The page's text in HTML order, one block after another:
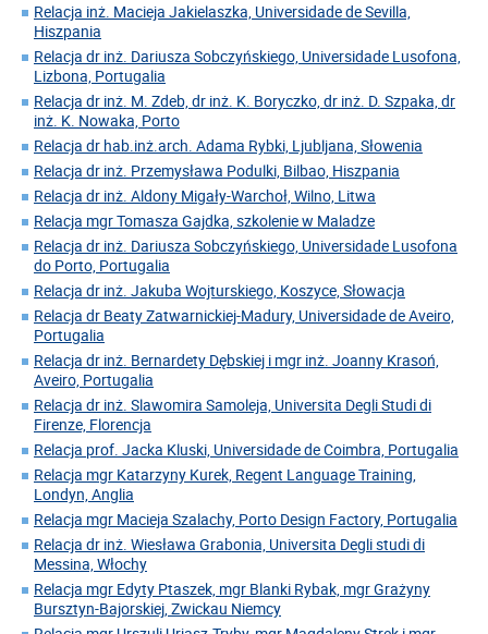
Relacja inż. Macieja Jakielaszka, Universidade de Sevilla,
Hiszpania
Relacja dr inż. Dariusza Sobczyńskiego, Universidade Lusofona,
Lizbona, Portugalia
Relacja dr inż. M. Zdeb, dr inż. K. Boryczko, dr inż. D. Szpaka, dr
inż. K. Nowaka, Porto
Relacja dr hab.inż.arch. Adama Rybki, Ljubljana, Słowenia
Relacja dr inż. Przemysława Podulki, Bilbao, Hiszpania
Relacja dr inż. Aldony Migały-Warchoł, Wilno, Litwa
Relacja mgr Tomasza Gajdka, szkolenie w Maladze
Relacja dr inż. Dariusza Sobczyńskiego, Universidade Lusofona
do Porto, Portugalia
Relacja dr inż. Jakuba Wojturskiego, Koszyce, Słowacja
Relacja dr Beaty Zatwarnickiej-Madury, Universidade de Aveiro,
Portugalia
Relacja dr inż. Bernardety Dębskiej i mgr inż. Joanny Krasoń,
Aveiro, Portugalia
Relacja dr inż. Slawomira Samoleja, Universita Degli Studi di
Firenze, Florencja
Relacja prof. Jacka Kluski, Universidade de Coimbra, Portugalia
Relacja mgr Katarzyny Kurek, Regent Language Training,
Londyn, Anglia
Relacja mgr Macieja Szalachy, Porto Design Factory, Portugalia
Relacja dr inż. Wiesława Grabonia, Universita Degli studi di
Messina, Włochy
Relacja mgr Edyty Ptaszek, mgr Blanki Rybak, mgr Grażyny
Bursztyn-Bajorskiej, Zwickau Niemcy